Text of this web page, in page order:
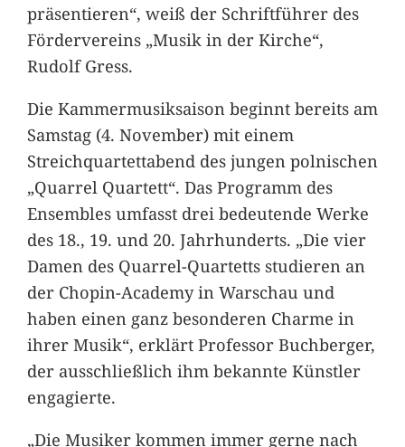
präsentieren“, weiß der Schriftführer des
Fördervereins „Musik in der Kirche“,
Rudolf Gress.
Die Kammermusiksaison beginnt bereits am
Samstag (4. November) mit einem
Streichquartettabend des jungen polnischen
„Quarrel Quartett“. Das Programm des
Ensembles umfasst drei bedeutende Werke
des 18., 19. und 20. Jahrhunderts. „Die vier
Damen des Quarrel-Quartetts studieren an
der Chopin-Academy in Warschau und
haben einen ganz besonderen Charme in
ihrer Musik“, erklärt Professor Buchberger,
der ausschließlich ihm bekannte Künstler
engagierte.
„Die Musiker kommen immer gerne nach